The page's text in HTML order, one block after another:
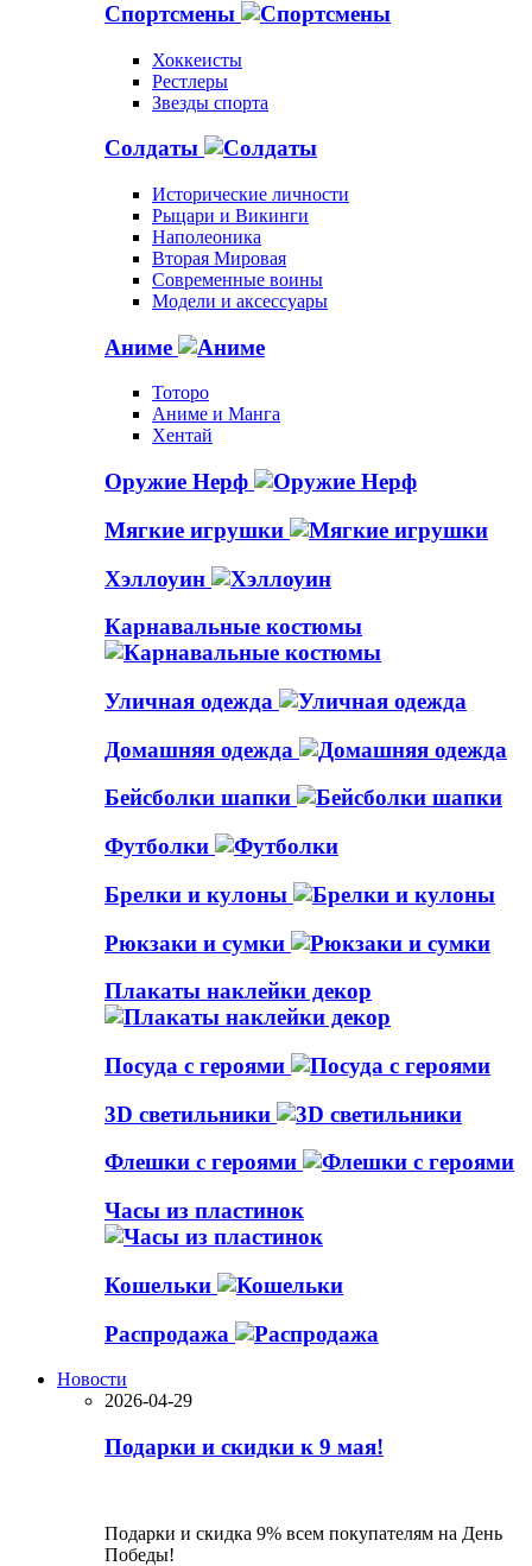
Спортсмены
Хоккеисты
Рестлеры
Звезды спорта
Солдаты
Исторические личности
Рыцари и Викинги
Наполеоника
Вторая Мировая
Современные воины
Модели и аксессуары
Аниме
Тоторо
Аниме и Манга
Хентай
Оружие Нерф
Мягкие игрушки
Хэллоуин
Карнавальные костюмы
Уличная одежда
Домашняя одежда
Бейсболки шапки
Футболки
Брелки и кулоны
Рюкзаки и сумки
Плакаты наклейки декор
Посуда с героями
3D светильники
Флешки с героями
Часы из пластинок
Кошельки
Распродажа
Новости
2026-04-29
Подарки и скидки к 9 мая!
Подарки и скидка 9% всем покупателям на День
Победы!